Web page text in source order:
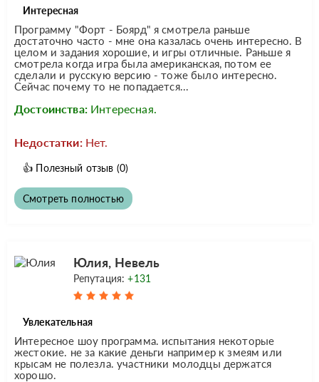
Интересная
Программу "Форт - Боярд" я смотрела раньше
достаточно часто - мне она казалась очень интересно. В
целом и задания хорошие, и игры отличные. Раньше я
смотрела когда игра была американская, потом ее
сделали и русскую версию - тоже было интересно.
Сейчас почему то не попадается...
Достоинства: Интересная.
Недостатки: Нет.
👍 Полезный отзыв (0)
Смотреть полностью
Юлия, Невель
Репутация:+131
Увлекательная
Интересное шоу программа. испытания некоторые
жестокие. не за какие деньги например к змеям или
крысам не полезла. участники молодцы держатся
хорошо.